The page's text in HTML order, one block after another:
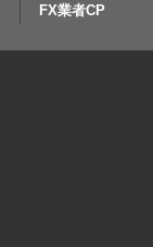
FX業者CP